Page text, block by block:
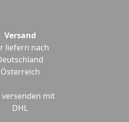
Versand
liefern nach
Österreich
versenden mit
DHL